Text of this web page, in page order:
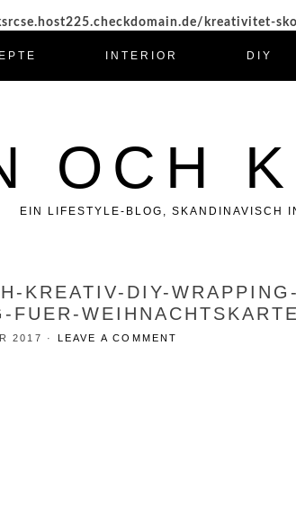
kreativitet-
INTERIOR DIY
OCH
EIN LIFESTYLE-BLOG, SKANDINAVISCH
KREATIV-DIY-WRAPPING-
FUER-
2017 · LEAVE A COMMENT